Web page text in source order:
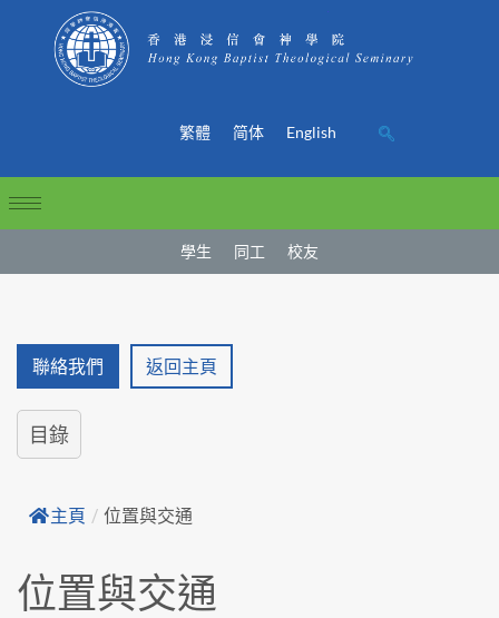
繁體 简体 English
學生 同工 校友
聯絡我們 返回主頁
目錄
主頁 / 位置與交通
位置與交通